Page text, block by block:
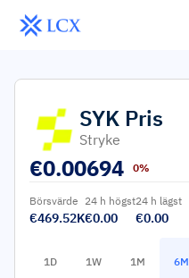
SYK Pris
Stryke
€0.00694 0%
Börsvärde
€469.52K
24 h högst
€0.00
24 h lägst
€0.00
1D 1W 1M 6M